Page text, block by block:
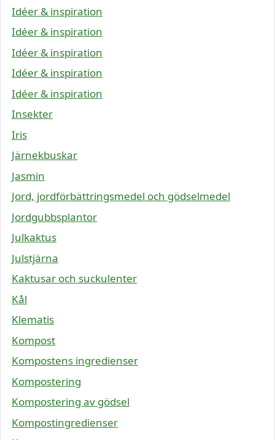
Idéer & inspiration
Idéer & inspiration
Idéer & inspiration
Idéer & inspiration
Idéer & inspiration
Insekter
Iris
Järnekbuskar
Jasmin
Jord, jordförbättringsmedel och gödselmedel
Jordgubbsplantor
Julkaktus
Julstjärna
Kaktusar och suckulenter
Kål
Klematis
Kompost
Kompostens ingredienser
Kompostering
Kompostering av gödsel
Kompostingredienser